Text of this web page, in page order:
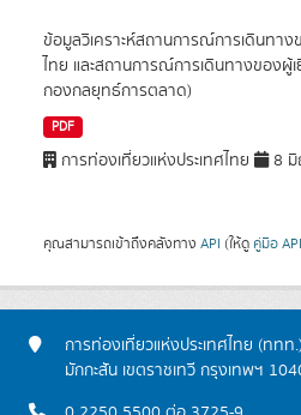
ข้อมูลวิเคราะห์สถานการณ์การเดินทา
ไทย และสถานการณ์การเดินทางของผู้
กองกลยุทธ์การตลาด)
PDF
การท่องเที่ยวแห่งประเทศไทย 8 มิ
คุณสามารถเข้าถึงคลังทาง API (ให้ดู คู่มือ API
การท่องเที่ยวแห่งประเทศไทย (ทท
มักกะสัน เขตราชเทวี กรุงเทพฯ